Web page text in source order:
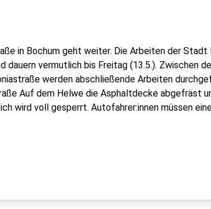
in Bochum geht weiter. Die Arbeiten der Stadt
dauern vermutlich bis Freitag (13.5.). Zwischen
werden abschließende Arbeiten
Auf dem Helwe die Asphaltdecke abgefräst
wird voll gesperrt. Autofahrer:innen müssen